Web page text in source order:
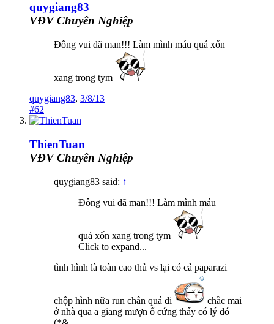
quygiang83
VĐV Chuyên Nghiệp
Đông vui dã man!!! Làm mình máu quá xốn
xang trong tym
quygiang83, 3/8/13
#62
ThienTuan
VĐV Chuyên Nghiệp
quygiang83 said: ↑
Đông vui dã man!!! Làm mình máu
quá xốn xang trong tym
Click to expand...
tình hình là toàn cao thủ vs lại có cả paparazi
chộp hình nữa run chân quá đi
chắc mai
ở nhà qua a giang mượn ổ cứng thấy có lý đó